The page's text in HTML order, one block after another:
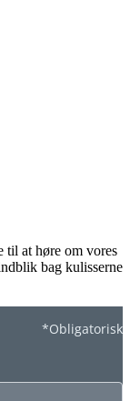
til at høre om vores
bag kulisserne
*Obligatorisk